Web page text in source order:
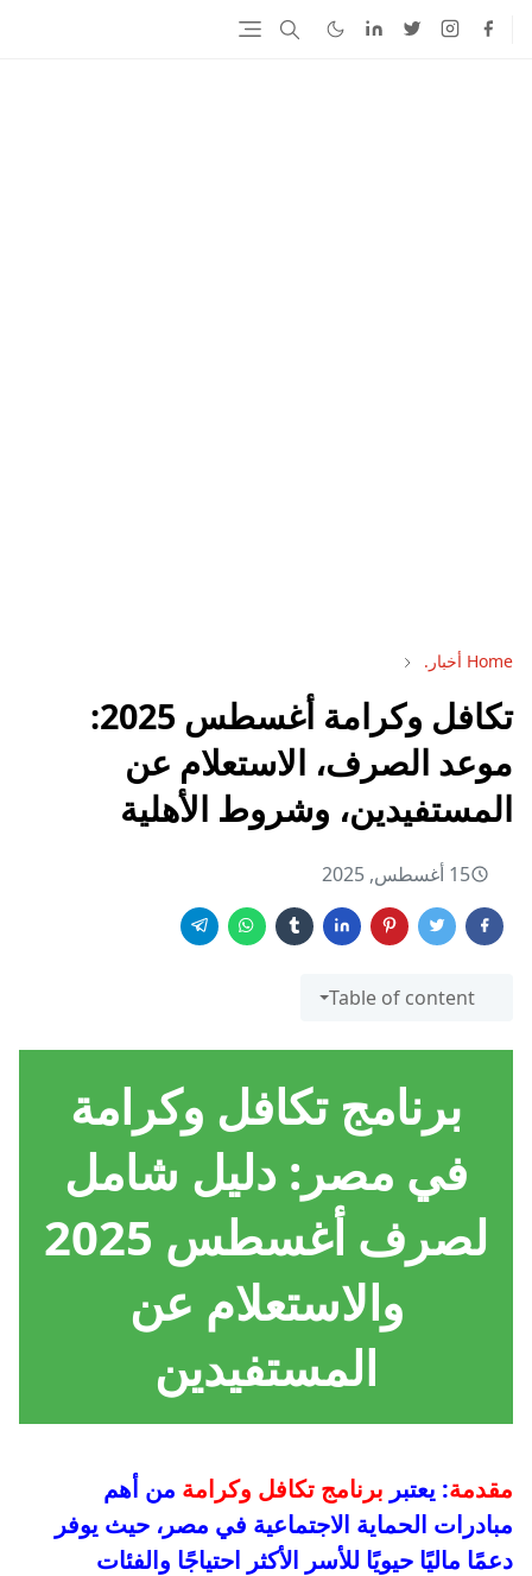
Home أخبار.
تكافل وكرامة أغسطس 2025:
موعد الصرف، الاستعلام عن
المستفيدين، وشروط الأهلية
15 أغسطس, 2025
Table of content
برنامج تكافل وكرامة
في مصر: دليل شامل
لصرف أغسطس 2025
والاستعلام عن
المستفيدين
مقدمة: يعتبر برنامج تكافل وكرامة من أهم
مبادرات الحماية الاجتماعية في مصر، حيث يوفر
دعمًا ماليًا حيويًا للأسر الأكثر احتياجًا والفئات